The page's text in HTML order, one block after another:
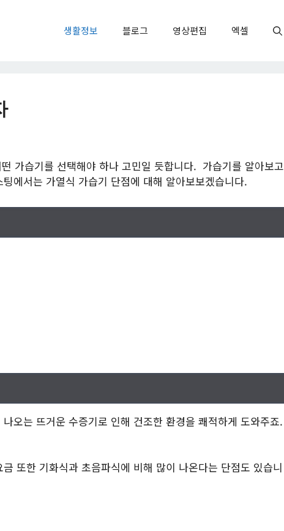
생활정보 블로그 영상편집 엑셀
가습기를 선택해야 하나 고민일 듯합니다. 가습기를 알아보고
에서는 가열식 가습기 단점에 대해 알아보보겠습니다.
오는 뜨거운 수증기로 인해 건조한 환경을 쾌적하게 도와주죠.
또한 기화식과 초음파식에 비해 많이 나온다는 단점도 있습니